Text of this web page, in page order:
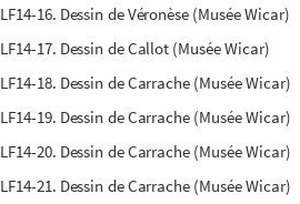
LF14-16. Dessin de Véronèse (Musée Wicar)
LF14-17. Dessin de Callot (Musée Wicar)
LF14-18. Dessin de Carrache (Musée Wicar)
LF14-19. Dessin de Carrache (Musée Wicar)
LF14-20. Dessin de Carrache (Musée Wicar)
LF14-21. Dessin de Carrache (Musée Wicar)